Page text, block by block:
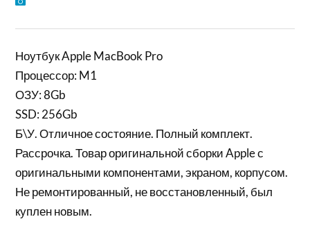
Ноутбук Apple MacBook Pro
Процессор: M1
ОЗУ: 8Gb
SSD: 256Gb
Б\У. Отличное состояние. Полный комплект.
Рассрочка. Товар оригинальной сборки Apple с
оригинальными компонентами, экраном, корпусом.
Не ремонтированный, не восстановленный, был
куплен новым.